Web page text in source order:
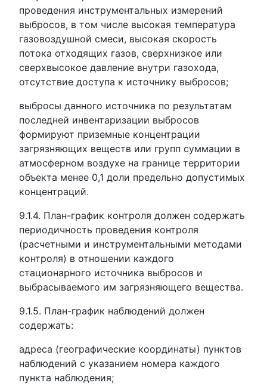
проведения инструментальных измерений
выбросов, в том числе высокая температура
газовоздушной смеси, высокая скорость
потока отходящих газов, сверхнизкое или
сверхвысокое давление внутри газохода,
отсутствие доступа к источнику выбросов;
выбросы данного источника по результатам
последней инвентаризации выбросов
формируют приземные концентрации
загрязняющих веществ или групп суммации в
атмосферном воздухе на границе территории
объекта менее 0,1 доли предельно допустимых
концентраций.
9.1.4. План-график контроля должен содержать
периодичность проведения контроля
(расчетными и инструментальными методами
контроля) в отношении каждого
стационарного источника выбросов и
выбрасываемого им загрязняющего вещества.
9.1.5. План-график наблюдений должен
содержать:
адреса (географические координаты) пунктов
наблюдений с указанием номера каждого
пункта наблюдения;